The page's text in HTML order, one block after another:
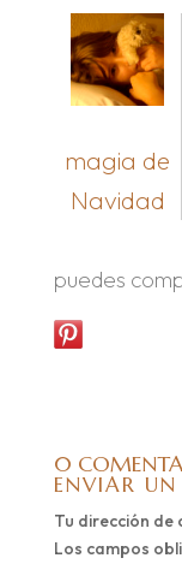
magia de
Navidad
puedes
0
ENVIAR
Tu dirección
Los campos